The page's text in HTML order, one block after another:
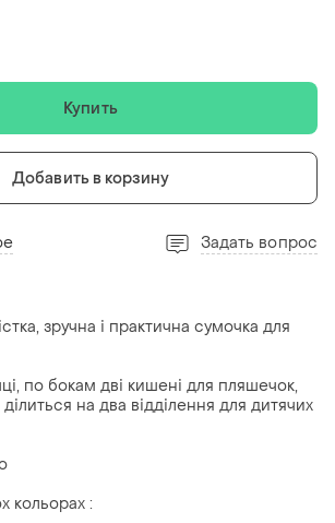
Купить
Добавить в корзину
Задать вопрос
зручна і практична сумочка для
по бокам дві кишені для пляшечок,
на два відділення для дитячих
кольорах :